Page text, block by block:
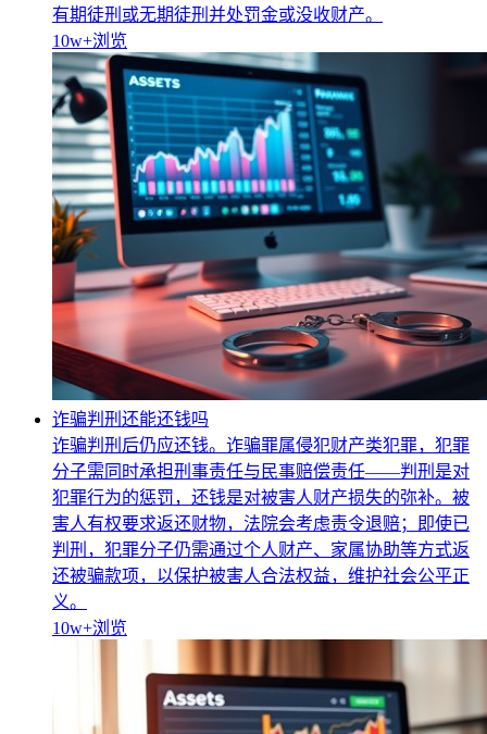
有期徒刑或无期徒刑并处罚金或没收财产。
10w+浏览
诈骗判刑还能还钱吗
诈骗判刑后仍应还钱。诈骗罪属侵犯财产类犯罪，犯罪
分子需同时承担刑事责任与民事赔偿责任——判刑是对
犯罪行为的惩罚，还钱是对被害人财产损失的弥补。被
害人有权要求返还财物，法院会考虑责令退赔；即使已
判刑，犯罪分子仍需通过个人财产、家属协助等方式返
还被骗款项，以保护被害人合法权益，维护社会公平正
义。
10w+浏览